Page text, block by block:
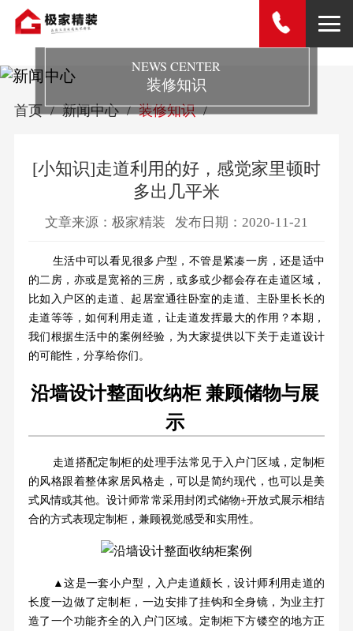
NEWS CENTER
装修知识
首页 新闻中心 装修知识
[小知识]走道利用的好，感觉家里顿时
多出几平米
文章来源：极家精装 发布日期：2020-11-21
生活中可以看见很多户型，不管是紧凑一房，还是适中
的二房，亦或是宽裕的三房，或多或少都会存在走道区域，
比如入户区的走道、起居室通往卧室的走道、主卧里长长的
走道等等，如何利用走道，让走道发挥最大的作用？本期，
我们根据生活中的案例经验，为大家提供以下关于走道设计
的可能性，分享给你们。
沿墙设计整面收纳柜 兼顾储物与展
示
走道搭配定制柜的处理手法常见于入户门区域，定制柜
的风格跟着整体家居风格走，可以是简约现代，也可以是美
式风情或其他。设计师常常采用封闭式储物+开放式展示相结
合的方式表现定制柜，兼顾视觉感受和实用性。
▲这是一套小户型，入户走道颇长，设计师利用走道的
长度一边做了定制柜，一边安排了挂钩和全身镜，为业主打
造了一个功能齐全的入户门区域。定制柜下方镂空的地方正